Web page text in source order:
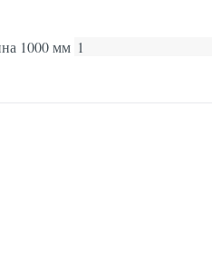
1000 мм